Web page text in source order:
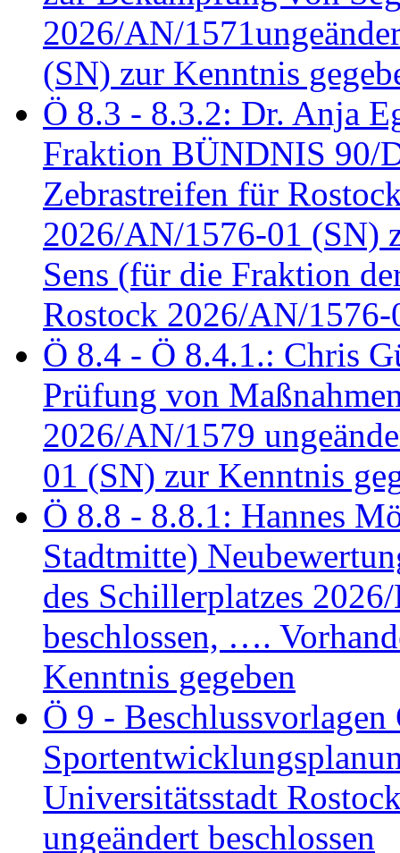
2026/AN/
(SN) zur Kenntnis
Ö 8.3 - 8.3.2: Dr. Anja
Fraktion BÜNDNIS 90/
Zebrastreifen für
2026/AN/1576-01 (SN)
Sens (für die Fraktion
Rostock 2026/AN/1576-
Ö 8.4 - Ö 8.4.1.: Chris
Prüfung von
2026/AN/1579
01 (SN) zur Kenntnis
Ö 8.8 - 8.8.1: Hannes
Stadtmitte)
des Schillerplatzes
beschlossen, ….
Kenntnis gegeben
Ö 9 - Beschlussvorlagen
Universitätsstadt
ungeändert beschlossen